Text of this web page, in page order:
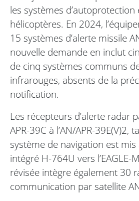
les systèmes d’autoprotection
hélicoptères. En 2024,
15 systèmes d’alerte missile
nouvelle demande en inclut
de cinq systèmes communs
infrarouges, absents de la
notification.
Les récepteurs d’alerte radar
APR-39C à l’AN/APR-39E(V)2,
système de navigation est mis
intégré H-764U vers l’EAGLE-
révisée intègre également 30
communication par satellite